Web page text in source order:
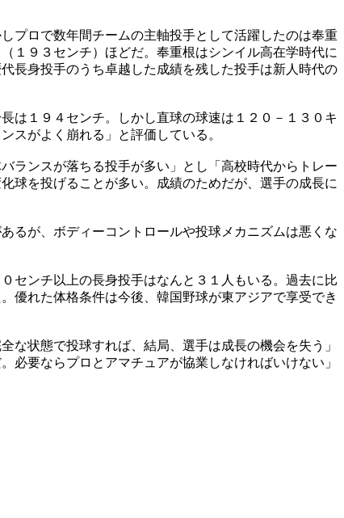
プロで数年間チームの主軸投手として活躍したのは奉重
１９３センチ）ほどだ。奉重根はシンイル高在学時代に
長身投手のうち卓越した成績を残した投手は新人時代の
は１９４センチ。しかし直球の球速は１２０－１３０キ
スがよく崩れる」と評価している。
ランスが落ちる投手が多い」とし「高校時代からトレー
球を投げることが多い。成績のためだが、選手の成長に
るが、ボディーコントロールや投球メカニズムは悪くな
センチ以上の長身投手はなんと３１人もいる。過去に比
優れた体格条件は今後、韓国野球が東アジアで享受でき
な状態で投球すれば、結局、選手は成長の機会を失う」
必要ならプロとアマチュアが協業しなければいけない」